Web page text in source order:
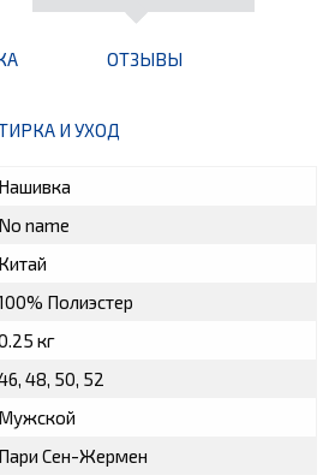
ОТЗЫВЫ
И УХОД
Нашивка
No name
Китай
Полиэстер
кг
48, 50, 52
Мужской
Пари Сен-Жермен